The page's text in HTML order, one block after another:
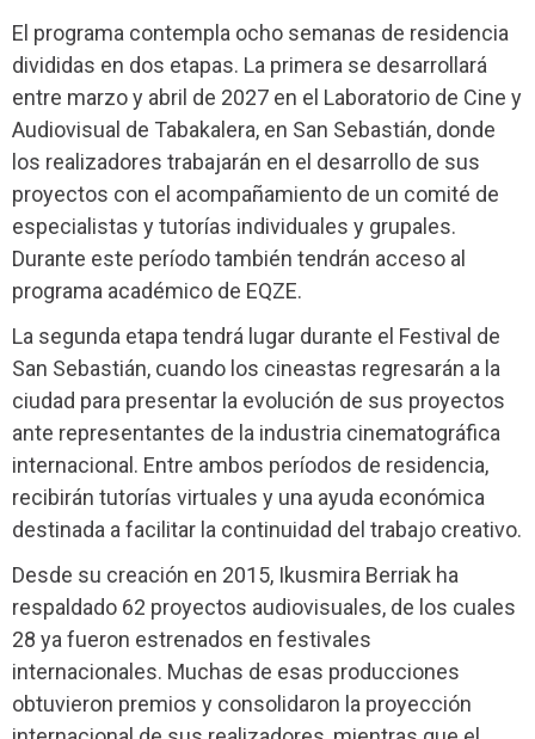
El programa contempla ocho semanas de residencia
divididas en dos etapas. La primera se desarrollará
entre marzo y abril de 2027 en el Laboratorio de Cine y
Audiovisual de Tabakalera, en San Sebastián, donde
los realizadores trabajarán en el desarrollo de sus
proyectos con el acompañamiento de un comité de
especialistas y tutorías individuales y grupales.
Durante este período también tendrán acceso al
programa académico de EQZE.
La segunda etapa tendrá lugar durante el Festival de
San Sebastián, cuando los cineastas regresarán a la
ciudad para presentar la evolución de sus proyectos
ante representantes de la industria cinematográfica
internacional. Entre ambos períodos de residencia,
recibirán tutorías virtuales y una ayuda económica
destinada a facilitar la continuidad del trabajo creativo.
Desde su creación en 2015, Ikusmira Berriak ha
respaldado 62 proyectos audiovisuales, de los cuales
28 ya fueron estrenados en festivales
internacionales. Muchas de esas producciones
obtuvieron premios y consolidaron la proyección